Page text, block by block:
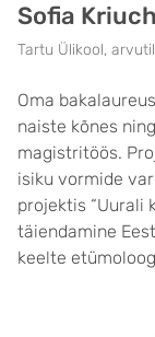
Sofia
Tartu Ülikool,
Oma
naiste kõnes
magistritöös.
isiku vormide
projektis “Uurali
täiendamine
keelte